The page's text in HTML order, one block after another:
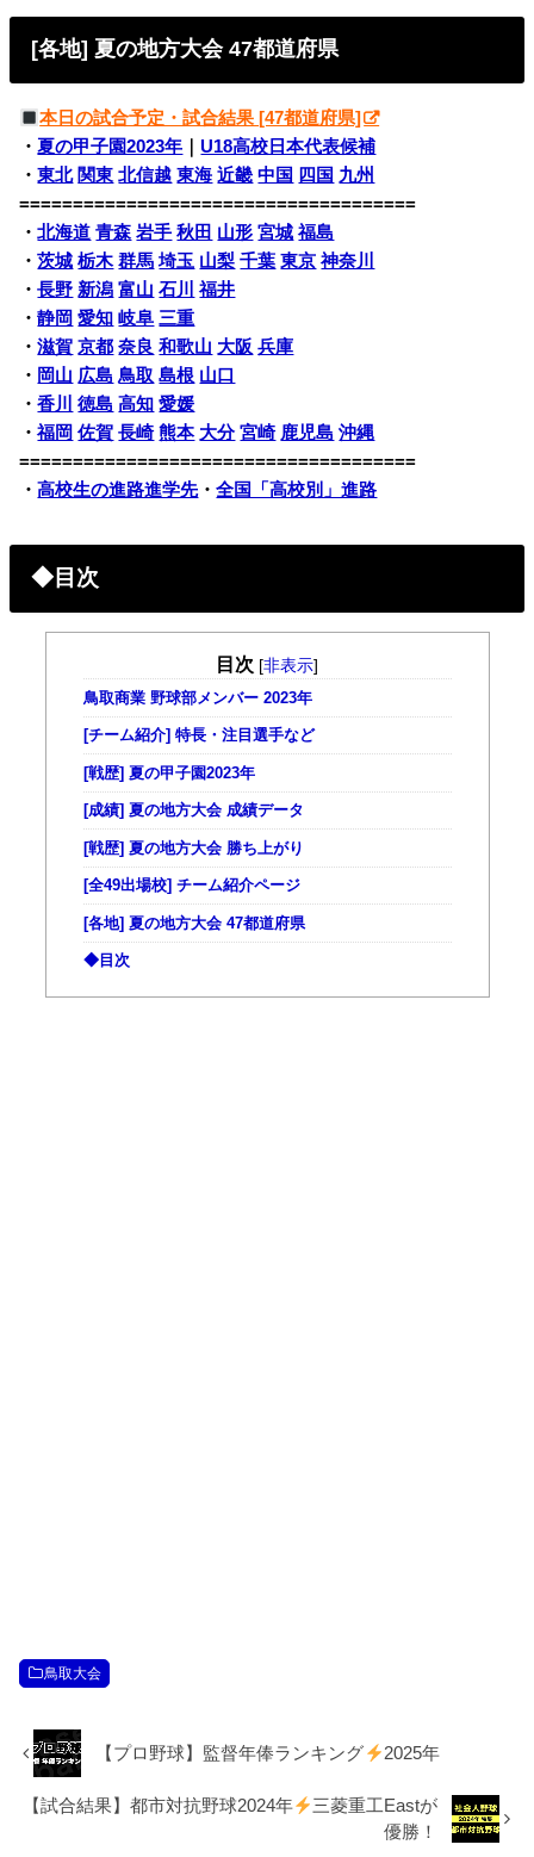
[各地] 夏の地方大会 47都道府県
本日の試合予定・試合結果 [47都道府県]
・夏の甲子園2023年 ｜U18高校日本代表候補
・東北 関東 北信越 東海 近畿 中国 四国 九州
=====================================
・北海道 青森 岩手 秋田 山形 宮城 福島
・茨城 栃木 群馬 埼玉 山梨 千葉 東京 神奈川
・長野 新潟 富山 石川 福井
・静岡 愛知 岐阜 三重
・滋賀 京都 奈良 和歌山 大阪 兵庫
・ 岡山 広島 鳥取 島根 山口
・香川 徳島 高知 愛媛
・福岡 佐賀 長崎 熊本 大分 宮崎 鹿児島 沖縄
=====================================
・高校生の進路進学先・全国「高校別」進路
◆目次
目次 [非表示]
鳥取商業 野球部メンバー 2023年
[チーム紹介] 特長・注目選手など
[戦歴] 夏の甲子園2023年
[成績] 夏の地方大会 成績データ
[戦歴] 夏の地方大会 勝ち上がり
[全49出場校] チーム紹介ページ
[各地] 夏の地方大会 47都道府県
◆目次
鳥取大会
【プロ野球】監督年俸ランキング 2025年
【試合結果】都市対抗野球2024年
三菱重工Eastが
優勝！